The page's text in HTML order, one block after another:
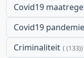
Covid19
Covid19 pandemie
Criminaliteit (133)